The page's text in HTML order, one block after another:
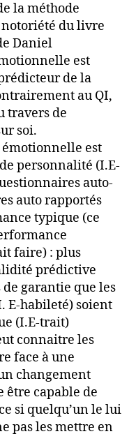
la méthode
notoriété du livre
Daniel
est
de la
au QI,
travers de
soi.
est
personnalité (I.E-
auto-
auto rapportés
typique (ce
faire) : plus
prédictive
de garantie que les
E-habileté) soient
(I.E-trait)
connaitre les
face à une
changement
capable de
si quelqu’un le lui
pas les mettre en